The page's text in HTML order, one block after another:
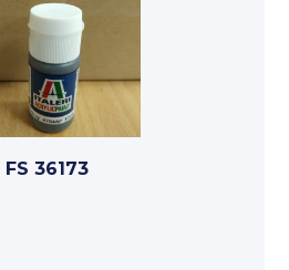
FS 36173